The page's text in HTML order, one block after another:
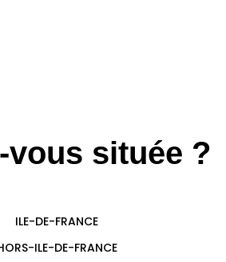
vous située ?
ILE-DE-FRANCE
ILE-DE-FRANCE